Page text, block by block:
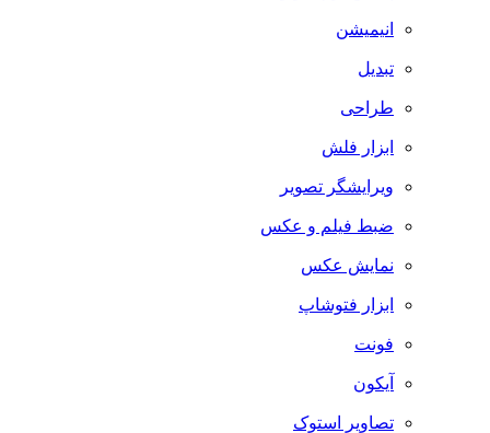
انیمیشن
تبدیل
طراحی
ابزار فلش
ویرایشگر تصویر
ضبط فيلم و عكس
نمایش عکس
ابزار فتوشاپ
فونت
آیکون
تصاویر استوک